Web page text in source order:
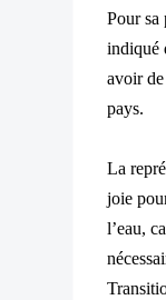
Pour sa
indiqué
avoir
pays.
La
joie
l’eau,